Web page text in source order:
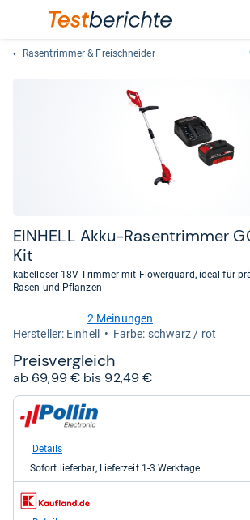
Rasentrimmer & Freischneider
EIN­HELL Akku-​Rasen­trim­mer
Kit
kabelloser 18V Trimmer mit Flowerguard, ideal für
Rasen und Pflanzen
von
5
Sternen
2 Meinungen
Her­stel­ler: Einhell
Farbe: schwarz / rot
Preis­ver­gleich
ab 69,99 € bis 92,49 €
zum
Shop:
pollin.de
Pollin
Electronic
GmbH
für
Details
Sofort lieferbar, Lieferzeit 1-3 Werktage
zum
Shop: